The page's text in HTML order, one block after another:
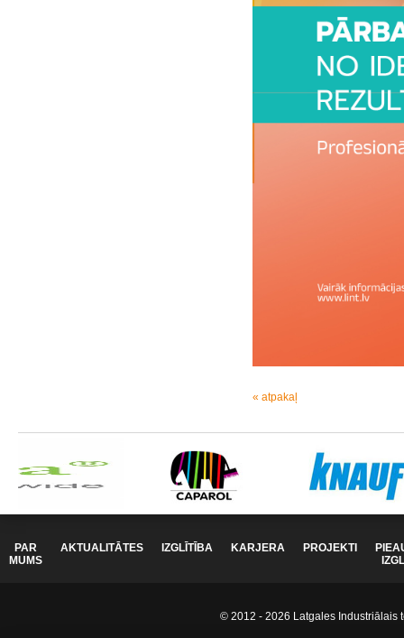
« atpakaļ
PAR
MUMS
AKTUALITĀTES IZGLĪTĪBA KARJERA PROJEKTI
© 2012 - 2026 Latgales Industriālais